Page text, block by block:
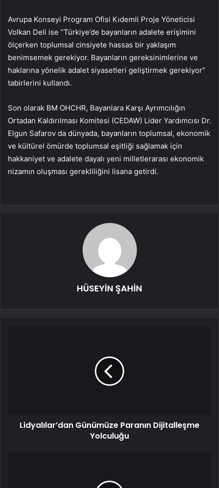
Avrupa Konseyi Program Ofisi Kıdemli Proje Yöneticisi
Volkan Deli ise “Türkiye’de bayanların adalete erişimini
ölçerken toplumsal cinsiyete hassas bir yaklaşım
benimsemek gerekiyor. Bayanların gereksinimlerine ve
haklarına yönelik adalet siyasetleri geliştirmek gerekiyor”
tabirlerini kullandı.
Son olarak BM OHCHR, Bayanlara Karşı Ayrımcılığın
Ortadan Kaldırılması Komitesi (CEDAW) Lider Yardımcısı Dr.
Elgun Safarov da dünyada, bayanların toplumsal, ekonomik
ve kültürel ömürde toplumsal eşitliği sağlamak için
hakkaniyet ve adalete dayalı yeni milletlerarası ekonomik
nizamın oluşması gerekliliğini lisana getirdi.
HÜSEYİN ŞAHİN
Lidyalılar’dan Günümüze Paranın Dijitalleşme
Yolculuğu